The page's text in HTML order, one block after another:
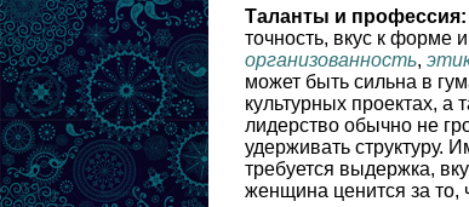
Таланты и профессия:
точность, вкус к форме
организованность,
может быть сильна в
культурных проектах,
лидерство обычно не
удерживать структуру.
требуется выдержка,
женщина ценится за то,